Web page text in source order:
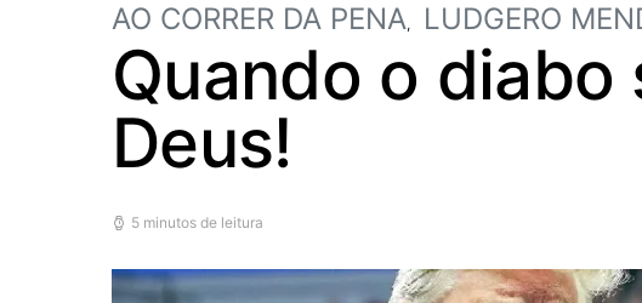
AO CORRER DA PENA LUDGERO
Quando o
Deus!
5 minutos de leitura